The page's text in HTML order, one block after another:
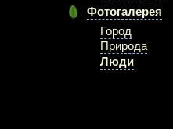
Фотогалерея
Город
Природа
Люди